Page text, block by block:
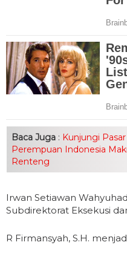
Baca Juga : Kunjungi
Perempuan Indonesia
Renteng
Irwan Setiawan
Subdirektorat Eksekusi
R Firmansyah, S.H.